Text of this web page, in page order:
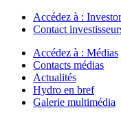
Accédez à :
Contact
Accédez à : Médias
Contacts médias
Actualités
Hydro en bref
Galerie multimédia